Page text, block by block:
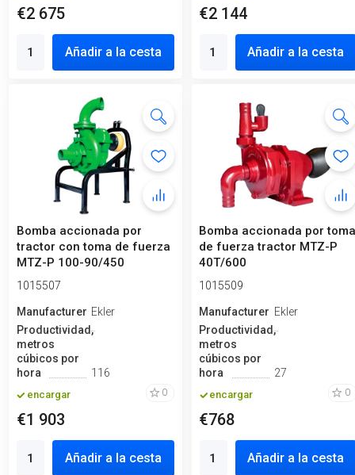
€2 675
Añadir a la cesta
€2 144
Añadir a la cesta
Bomba accionada por
tractor con toma de fuerza
MTZ-P 100-90/450
1015507
ManufactureroEkler
Productividad,
metros
cúbicos por
hora
116
encargar 0
€1 903
Añadir a la cesta
Bomba accionada por
de fuerza tractor MTZ-P
40T/600
1015509
ManufactureroEkler
Productividad,
metros
cúbicos por
hora
27
encargar 0
€768
Añadir a la cesta